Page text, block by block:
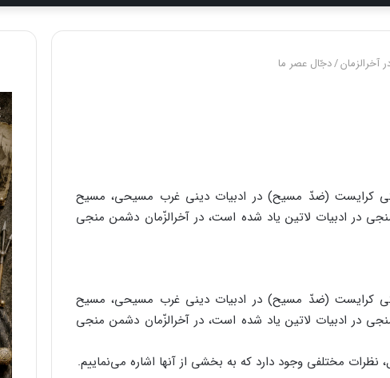
آخرالزمان/دجّال عصر ما
کرایست (ضدّ مسیح) در ادبیات دینی غرب مسیحی، مسیح
در ادبیات لاتین یاد شده است، در آخرالزّمان دشمن منجی
کرایست (ضدّ مسیح) در ادبیات دینی غرب مسیحی، مسیح
در ادبیات لاتین یاد شده است، در آخرالزّمان دشمن منجی
مختلفی وجود دارد که به بخشی از آنها اشاره می‌نماییم.